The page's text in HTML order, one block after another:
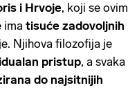
i Hrvoje, koji se ovim
ima tisuće zadovoljnih
Njihova filozofija je
pristup, a svaka
do najsitnijih